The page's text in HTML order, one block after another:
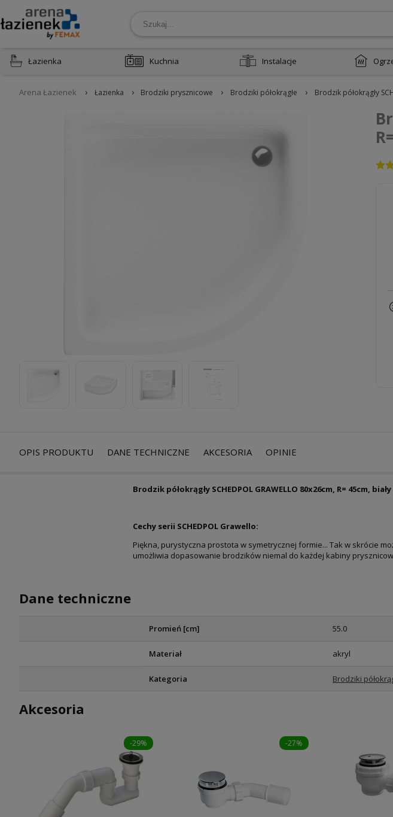
Łazienka Kuchnia Instalacje
Arena Łazienek › Łazienka › Brodziki prysznicowe › Brodziki półokrągłe › Brodzik półokrągły
OPIS PRODUKTU DANE TECHNICZNE AKCESORIA OPINIE
Brodzik półokrągły SCHEDPOL GRAWELLO 80x26cm, R= 45cm, biały
Cechy serii SCHEDPOL Grawello:
Piękna, purystyczna prostota w symetrycznej formie... Tak w skrócie
umożliwia dopasowanie brodzików niemal do każdej kabiny
Dane techniczne
Promień [cm] 55.0
Materiał akryl
Kategoria Brodziki
Akcesoria
-29% -27%